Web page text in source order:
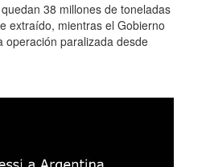
38 millones de toneladas
extraído, mientras el Gobierno
operación paralizada desde